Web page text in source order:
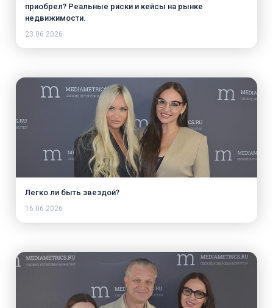
приобрел? Реальные риски и кейсы на рынке
недвижимости.
23.06.2026
Легко ли быть звездой?
16.06.2026